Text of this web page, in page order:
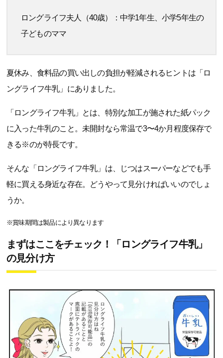
ロングライフ夫人（40歳）：中学1年生、小学5年生の
子どものママ
夏休み、食料品の買い出しの負担が軽減されるヒントは「ロ
ングライフ牛乳」にありました。
「ロングライフ牛乳」とは、特別な加工が施された紙パック
に入った牛乳のこと。未開封なら常温で3〜4か月程度保存で
きる※のが特長です。
そんな「ロングライフ牛乳」は、じつはスーパーなどでも手
軽に買える身近な存在。どうやって見分ければいいのでしょ
うか。
※賞味期間は製品により異なります
まずはここをチェック！「ロングライフ牛乳」
の見分け方